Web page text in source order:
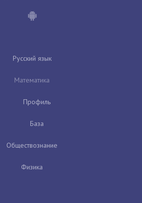
Русский язык
Математика
Профиль
База
Обществознание
Физика